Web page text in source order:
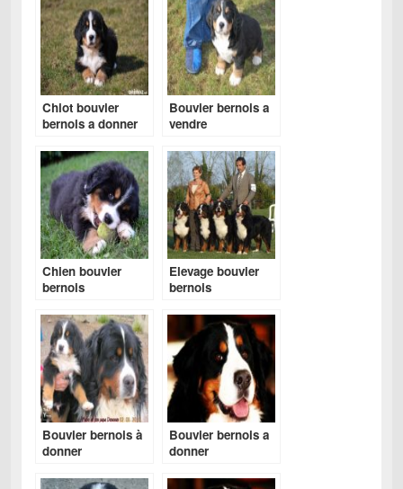
Chiot bouvier
bernois a donner
Bouvier bernois a
vendre
Chien bouvier
bernois
Elevage bouvier
bernois
Bouvier bernois à
donner
Bouvier bernois a
donner